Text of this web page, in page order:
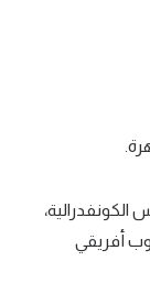
الكونفدرالية،
أفريقي